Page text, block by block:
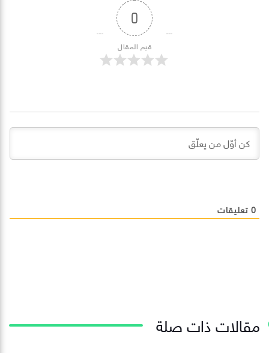
0
قيم المقال
0 تعليقات
مقالات ذات صلة